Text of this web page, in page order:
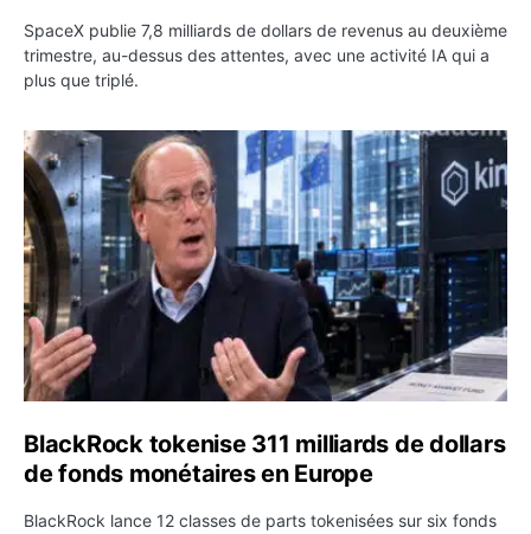
SpaceX publie 7,8 milliards de dollars de revenus au deuxième
trimestre, au-dessus des attentes, avec une activité IA qui a
plus que triplé.
BlackRock tokenise 311 milliards de dollars de fonds
BlackRock tokenise 311 milliards de dollars
de fonds monétaires en Europe
BlackRock lance 12 classes de parts tokenisées sur six fonds